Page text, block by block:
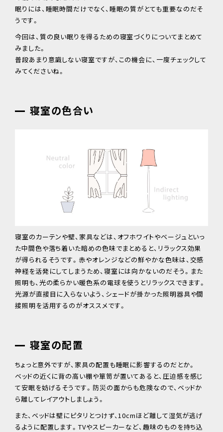
眠りには、睡眠時間だけでなく、睡眠の質がとても重要なのだそ
うです。
今回は、質の良い眠りを得るための寝室づくりについてまとめて
みました。
普段あまり意識しない寝室ですが、この機会に、一度チェックして
みてくださいね。
寝室の色合い
寝室のカーテンや壁、家具などは、オフホワイトやベージュといっ
た中間色や落ち着いた暗めの色味でまとめると、リラックス効果
が得られるそうです。赤やオレンジなどの鮮やかな色味は、交感
神経を活発にしてしまうため、寝室には向かないのだそう。また
照明も、光の柔らかい暖色系の電球を使うとリラックスできます。
光源が直接目に入らないよう、シェードが掛かった照明器具や間
接照明を活用するのがオススメです。
寝室の配置
ちょっと意外ですが、家具の配置も睡眠に影響するのだとか。
ベッドの近くに背の高い棚や箪笥が置いてあると、圧迫感を感じ
て安眠を妨げるそうです。防災の面からも危険なので、ベッドか
ら離してレイアウトしましょう。
また、ベッドは壁にピタリとつけず、10cmほど離して湿気が逃げ
るように配置します。TVやスピーカーなど、趣味のものを持ち込